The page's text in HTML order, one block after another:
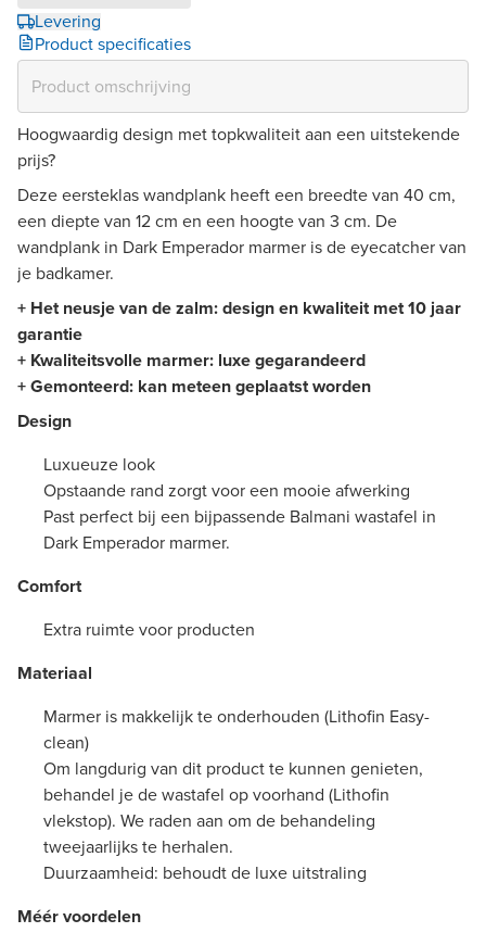
Levering
Product specificaties
Hoogwaardig design met topkwaliteit aan een uitstekende
prijs?
Deze eersteklas wandplank heeft een breedte van 40 cm,
een diepte van 12 cm en een hoogte van 3 cm. De
wandplank in Dark Emperador marmer is de eyecatcher van
je badkamer.
+ Het neusje van de zalm: design en kwaliteit met 10 jaar
garantie
+ Kwaliteitsvolle marmer: luxe gegarandeerd
+Gemonteerd: kan meteen geplaatst worden
Design
Luxueuze look
Opstaande rand zorgt voor een mooie afwerking
Past perfect bij een bijpassende Balmani wastafel in
Dark Emperador marmer.
Comfort
Extra ruimte voor producten
Materiaal
Marmer is makkelijk te onderhouden (Lithofin Easy-
clean)
Om langdurig van dit product te kunnen genieten,
behandel je de wastafel op voorhand (Lithofin
vlekstop). We raden aan om de behandeling
tweejaarlijks te herhalen.
Duurzaamheid: behoudt de luxe uitstraling
Méér voordelen